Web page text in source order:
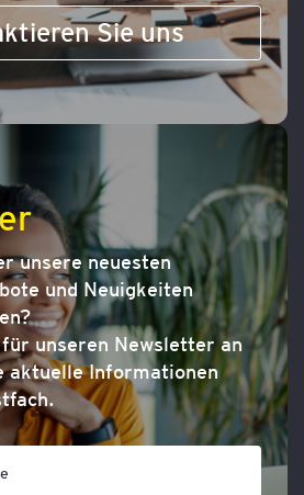
Sie uns
unsere neuesten
und Neuigkeiten
unseren Newsletter an
aktuelle Informationen